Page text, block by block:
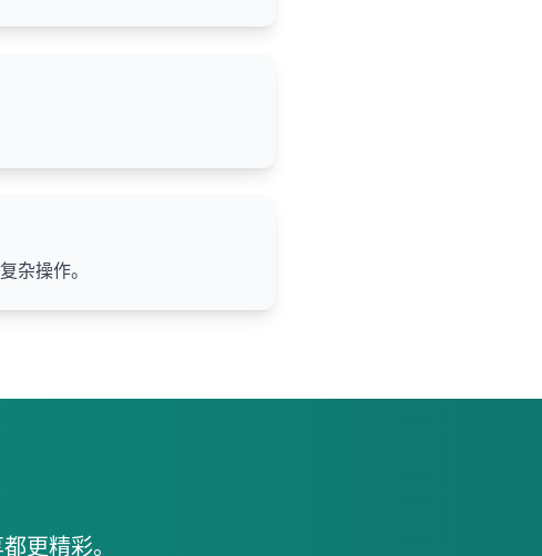
杂操作。
更精彩。